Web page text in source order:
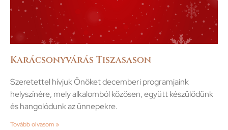
Karácsonyvárás Tiszasason
Szeretettel hívjuk Önöket decemberi programjaink
helyszínére, mely alkalomból közösen, együtt készülődünk
és hangolódunk az ünnepekre.
Tovább olvasom »